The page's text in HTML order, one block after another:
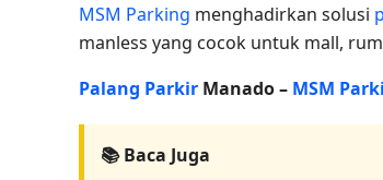
MSM Parking menghadirkan solusi
manless yang cocok untuk mall,
Palang Parkir Manado – MSM
📚 Baca Juga